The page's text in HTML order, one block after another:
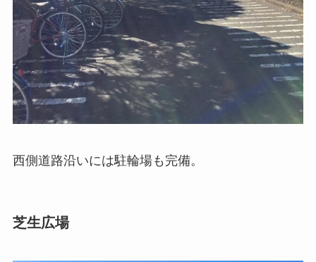
西側道路沿いには駐輪場も完備。
芝生広場